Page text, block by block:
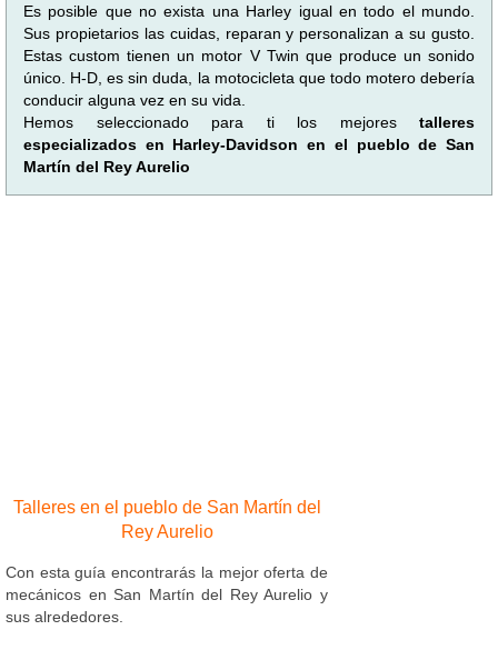
Es posible que no exista una Harley igual en todo el mundo.
Sus propietarios las cuidas, reparan y personalizan a su gusto.
Estas custom tienen un motor V Twin que produce un sonido
único. H-D, es sin duda, la motocicleta que todo motero debería
conducir alguna vez en su vida.
Hemos seleccionado para ti los mejores talleres
especializados en Harley-Davidson en el pueblo de San
Martín del Rey Aurelio
Talleres en el pueblo de San Martín del
Rey Aurelio
Con esta guía encontrarás la mejor oferta de
mecánicos en San Martín del Rey Aurelio y
sus alrededores.